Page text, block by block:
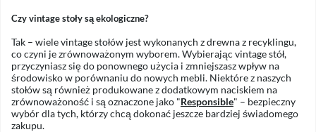
Czy vintage stoły są ekologiczne?
Tak – wiele vintage stołów jest wykonanych z drewna z recyklingu,
co czyni je zrównoważonym wyborem. Wybierając vintage stół,
przyczyniasz się do ponownego użycia i zmniejszasz wpływ na
środowisko w porównaniu do nowych mebli. Niektóre z naszych
stołów są również produkowane z dodatkowym naciskiem na
zrównoważoność i są oznaczone jako "Responsible" – bezpieczny
wybór dla tych, którzy chcą dokonać jeszcze bardziej świadomego
zakupu.